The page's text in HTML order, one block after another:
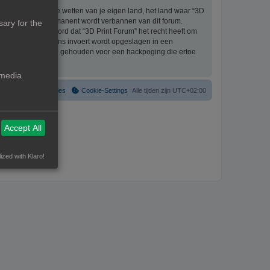
bevat die de wetten van je eigen land, het land waar “3D
ingang en permanent wordt verbannen van dit forum.
er mee akkoord dat “3D Print Forum” het recht heeft om
die je bij ons invoert wordt opgeslagen in een
worden gehouden voor een hackpoging die ertoe
Alle tijden zijn UTC+02:00
Cookie-Settings
Verwijder cookies
for the
Accept All
with Klaro!